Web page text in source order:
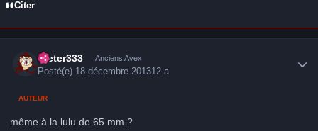
Citer
Dieter333 Anciens Avex
Posté(e) 18 décembre 201312 a
AUTEUR
même à la lulu de 65 mm ?